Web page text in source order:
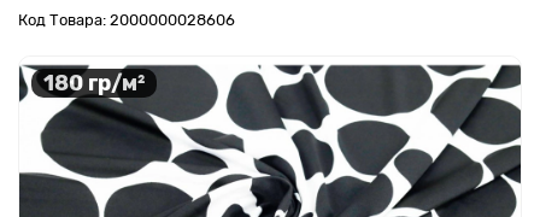
Код Товара: 2000000028606
180 гр/м²